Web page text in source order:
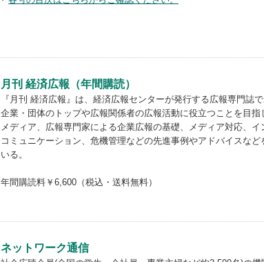
月刊 経済広報（年間購読）
『月刊 経済広報』は、経済広報センターが発行する広報専門誌で
企業・団体のトップや広報関係者の広報活動に役立つことを目指
メディア、広報専門家による企業広報の基礎、
メディア対応、イ
コミュニケーション、危機管理などの先進事例やアドバイスなど
いる。
年間購読料￥6,600（税込・送料無料）
ネットワーク通信